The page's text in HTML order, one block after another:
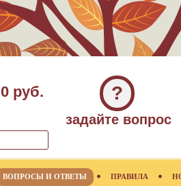
0 руб. ?
задайте вопрос
ВОПРОСЫ И ОТВЕТЫ ПРАВИЛА